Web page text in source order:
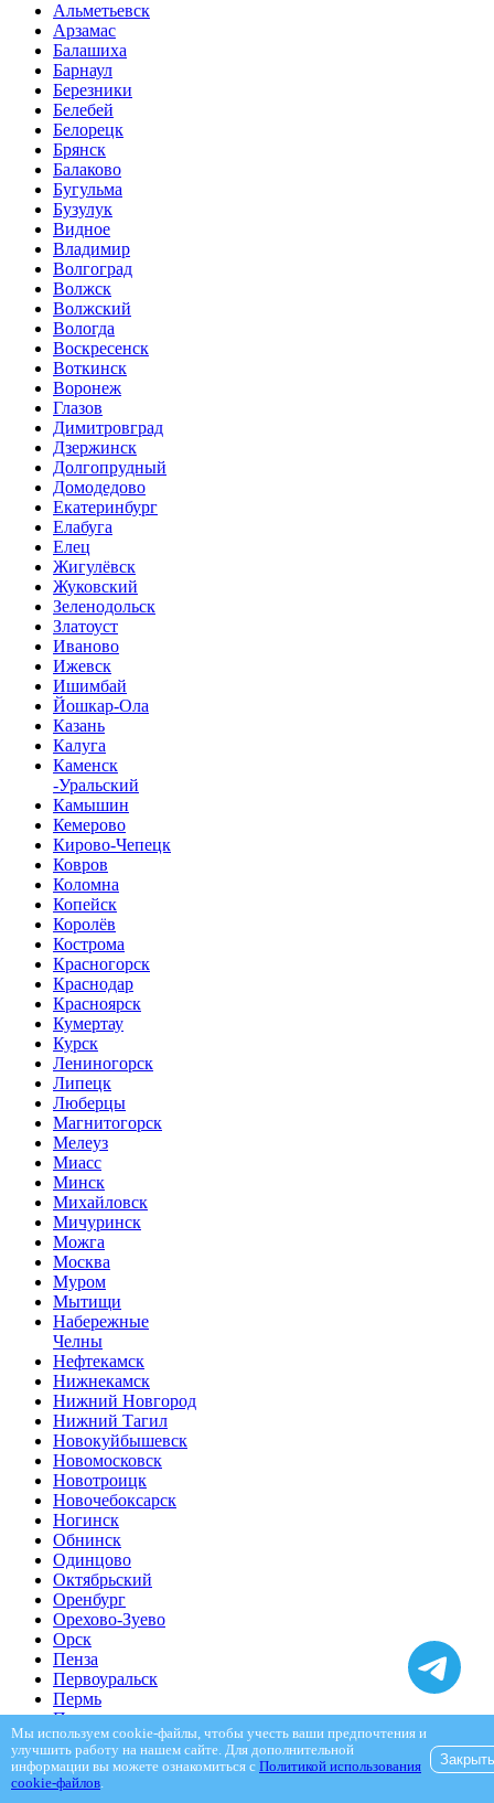
Альметьевск
Арзамас
Балашиха
Барнаул
Березники
Белебей
Белорецк
Брянск
Балаково
Бугульма
Бузулук
Видное
Владимир
Волгоград
Волжск
Волжский
Вологда
Воскресенск
Воткинск
Воронеж
Глазов
Димитровград
Дзержинск
Долгопрудный
Домодедово
Екатеринбург
Елабуга
Елец
Жигулёвск
Жуковский
Зеленодольск
Златоуст
Иваново
Ижевск
Ишимбай
Йошкар-Ола
Казань
Калуга
Каменск
-Уральский
Камышин
Кемерово
Кирово-Чепецк
Ковров
Коломна
Копейск
Королёв
Кострома
Красногорск
Краснодар
Красноярск
Кумертау
Курск
Лениногорск
Липецк
Люберцы
Магнитогорск
Мелеуз
Миасс
Минск
Михайловск
Мичуринск
Можга
Москва
Муром
Мытищи
Набережные
Челны
Нефтекамск
Нижнекамск
Нижний Новгород
Нижний Тагил
Новокуйбышевск
Новомосковск
Новотроицк
Новочебоксарск
Ногинск
Обнинск
Одинцово
Октябрьский
Оренбург
Орехово-Зуево
Орск
Пенза
Первоуральск
Пермь
Подольск
Пушкино
Раменское
Реутов
Мы используем cookie-файлы, чтобы учесть ваши предпочтения и
улучшить работу на нашем сайте. Для дополнительной
информации вы можете ознакомиться с Политикой использования
cookie-файлов.
Закрыть